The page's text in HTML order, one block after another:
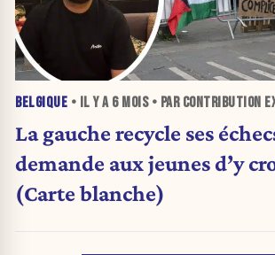
BELGIQUE • IL Y A 6 MOIS• PAR CONTRIBUTION
La gauche recycle ses
demande aux jeunes d’y
(Carte blanche)